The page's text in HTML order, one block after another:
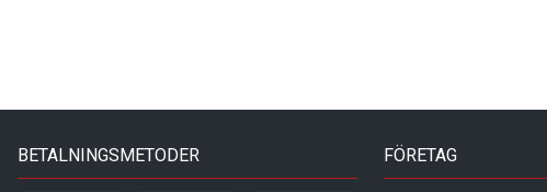
BETALNINGSMETODER FÖRETAG